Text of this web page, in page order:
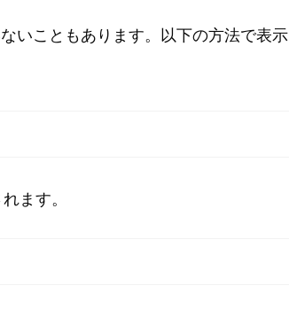
いこともあります。以下の方法で表示
ます。